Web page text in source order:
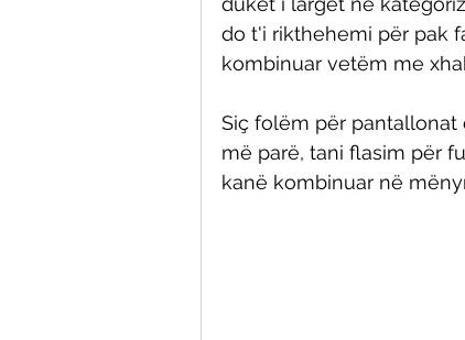
do t'i rikthehemi për pak
kombinuar vetëm me
Siç folëm për pantallonat
më parë, tani flasim për
kanë kombinuar në